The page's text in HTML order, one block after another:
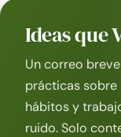
Ideas que
Un correo
prácticas
hábitos y
ruido. Solo